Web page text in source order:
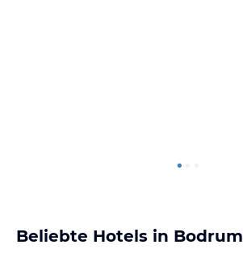
Beliebte Hotels in Bodrum